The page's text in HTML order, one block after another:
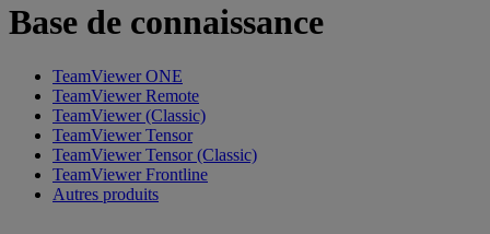
Base de connaissance
TeamViewer ONE
TeamViewer Remote
TeamViewer (Classic)
TeamViewer Tensor
TeamViewer Tensor (Classic)
TeamViewer Frontline
Autres produits